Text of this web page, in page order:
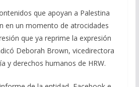
que apoyan a Palestina
en un momento de atrocidades
que ya reprime la expresión
Deborah Brown, vicedirectora
y derechos humanos de HRW​​​.